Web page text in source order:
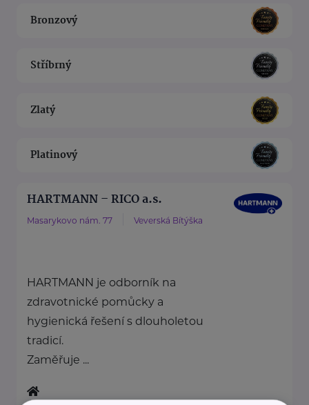
Bronzový
Stříbrný
Zlatý
Platinový
HARTMANN – RICO a.s.
Masarykovo nám. 77 Veverská Bítýška
HARTMANN je odborník na
zdravotnické pomůcky a
hygienická řešení s dlouholetou
tradicí.
Zaměřuje ...